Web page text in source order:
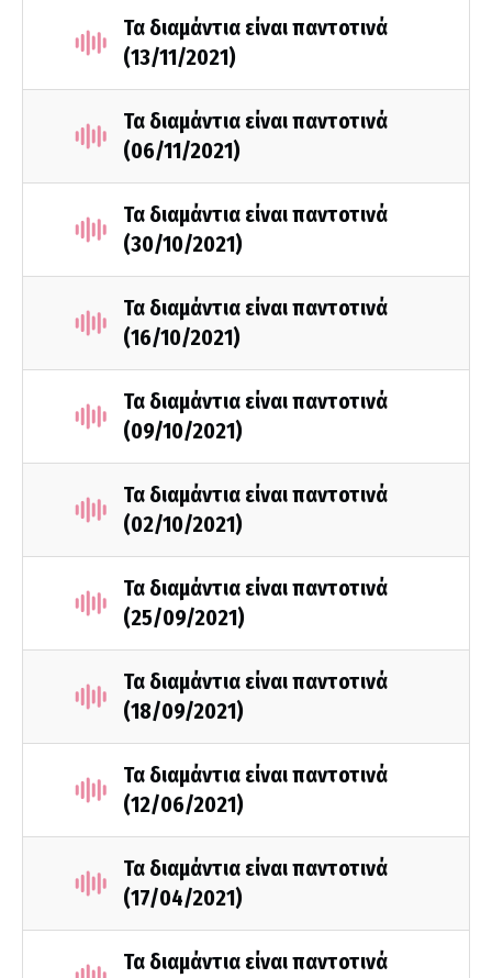
Τα διαμάντια είναι παντοτινά
(13/11/2021)
Τα διαμάντια είναι παντοτινά
(06/11/2021)
Τα διαμάντια είναι παντοτινά
(30/10/2021)
Τα διαμάντια είναι παντοτινά
(16/10/2021)
Τα διαμάντια είναι παντοτινά
(09/10/2021)
Τα διαμάντια είναι παντοτινά
(02/10/2021)
Τα διαμάντια είναι παντοτινά
(25/09/2021)
Τα διαμάντια είναι παντοτινά
(18/09/2021)
Τα διαμάντια είναι παντοτινά
(12/06/2021)
Τα διαμάντια είναι παντοτινά
(17/04/2021)
Τα διαμάντια είναι παντοτινά